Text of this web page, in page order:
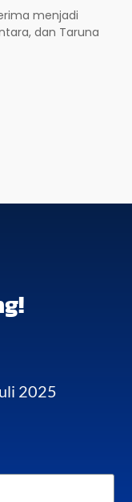
menjadi
dan Taruna
2025